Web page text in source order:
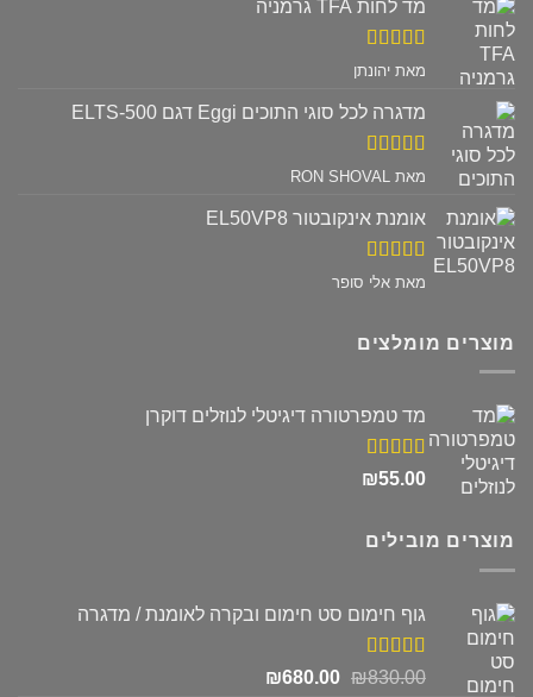
מד לחות TFA גרמניה
דורג 5מתוך
מאת יהונתן
מדגרה לכל סוגי התוכים Eggi דגם ELTS-500
דורג 5מתוך
מאת RON SHOVAL
אומנת אינקובטור EL50VP8
דורג 5מתוך
מאת אלי סופר
מוצרים מומלצים
מד טמפרטורה דיגיטלי לנוזלים דוקרן
דורג5.00
₪55.00
מוצרים מובילים
גוף חימום סט חימום ובקרה לאומנת / מדגרה
דורג5.00
₪830.00
המחיר ₪680.00
המחיר